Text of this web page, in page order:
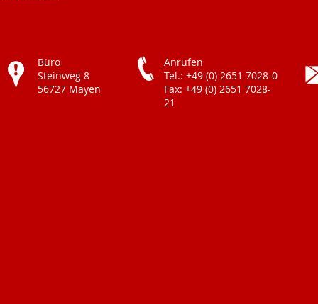
Büro
Steinweg 8
56727 Mayen
Anrufen
Tel.: +49 (0) 2651 7028-0
Fax: +49 (0) 2651 7028-
21